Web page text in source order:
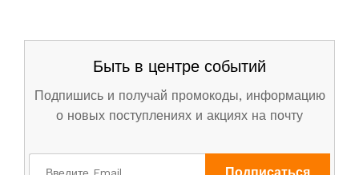
Быть в центре событий
Подпишись и получай промокоды, информацию
о новых поступлениях и акциях на почту